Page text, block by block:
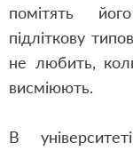
помітять
підліткову
не любить,
висміюють.
В